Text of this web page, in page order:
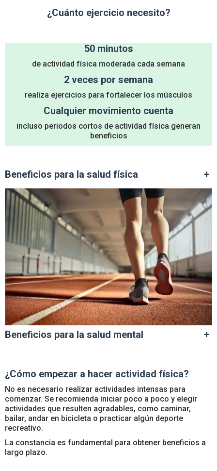
¿Cuánto ejercicio necesito?
50 minutos
de actividad física moderada cada semana
2 veces por semana
realiza ejercicios para fortalecer los músculos
Cualquier movimiento cuenta
incluso periodos cortos de actividad física generan
beneficios
Beneficios para la salud física +
Beneficios para la salud mental +
¿Cómo empezar a hacer actividad física?
No es necesario realizar actividades intensas para
comenzar. Se recomienda iniciar poco a poco y elegir
actividades que resulten agradables, como caminar,
bailar, andar en bicicleta o practicar algún deporte
recreativo.
La constancia es fundamental para obtener beneficios a
largo plazo.